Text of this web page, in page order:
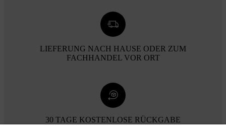
LIEFERUNG NACH HAUSE ODER ZUM
FACHHANDEL VOR ORT
30 TAGE KOSTENLOSE RÜCKGABE